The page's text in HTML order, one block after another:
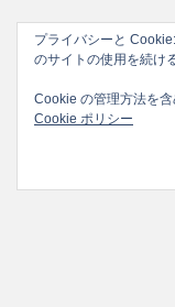
プライバシーと
のサイトの使用を続け
Cookie の管理方法を
Cookie ポリシー